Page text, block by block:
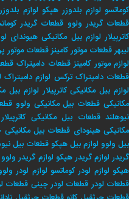
کوماتسو لوازم بلدوزر هپکو لوازم
قطعات گریدر ولوو قطعات گریدر
کاترپیلار لوازم بیل مکانیکی هیوندای
لیبهرقطعات موتور کامینزقطعات موتور
لوازم موتور کامینز قطعات دامپتراک
قطعات دامپتراک ترکس لوازم دامپتراک
لوازم بیل مکانیکی کاترپیلار لوازم بیل
مکانیکی قطعات بیل مکانیکی ولوو
نیوهلند قطعات بیل مکانیکی کاترپیلار
مکانیکی هینودای قطعات بیل مکانیکی
بیل ولوو لوازم بیل هپکوقطعات بیل
گریدر لوازم گریدر هپکو لوازم گریدر ولوو
هپکو لوازم لودر کوماتسو لوازم لودر
قطعات لودر قطعات لودر چینی قطعات